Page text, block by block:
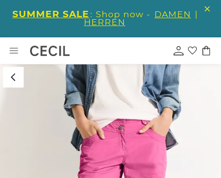
SUMMER SALE : Shop now - DAMEN |
HERREN